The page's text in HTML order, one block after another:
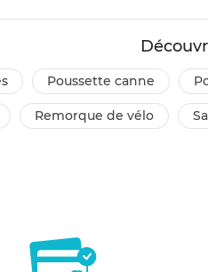
poussette canne
remorque de vélo